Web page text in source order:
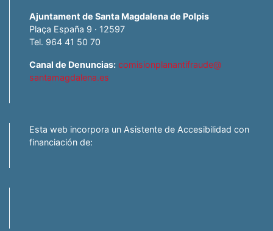
Ajuntament de Santa Magdalena de Polpis
Plaça España 9 · 12597
Tel. 964 41 50 70
Canal de Denuncias: comisionplanantifraude@
santamagdalena.es
Esta web incorpora un Asistente de Accesibilidad con
financiación de: